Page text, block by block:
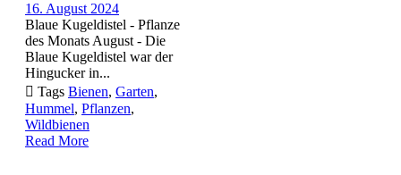
16. August 2024
Blaue Kugeldistel - Pflanze
des Monats August - Die
Blaue Kugeldistel war der
Hingucker in...
 Tags Bienen, Garten,
Hummel, Pflanzen,
Wildbienen
Read More